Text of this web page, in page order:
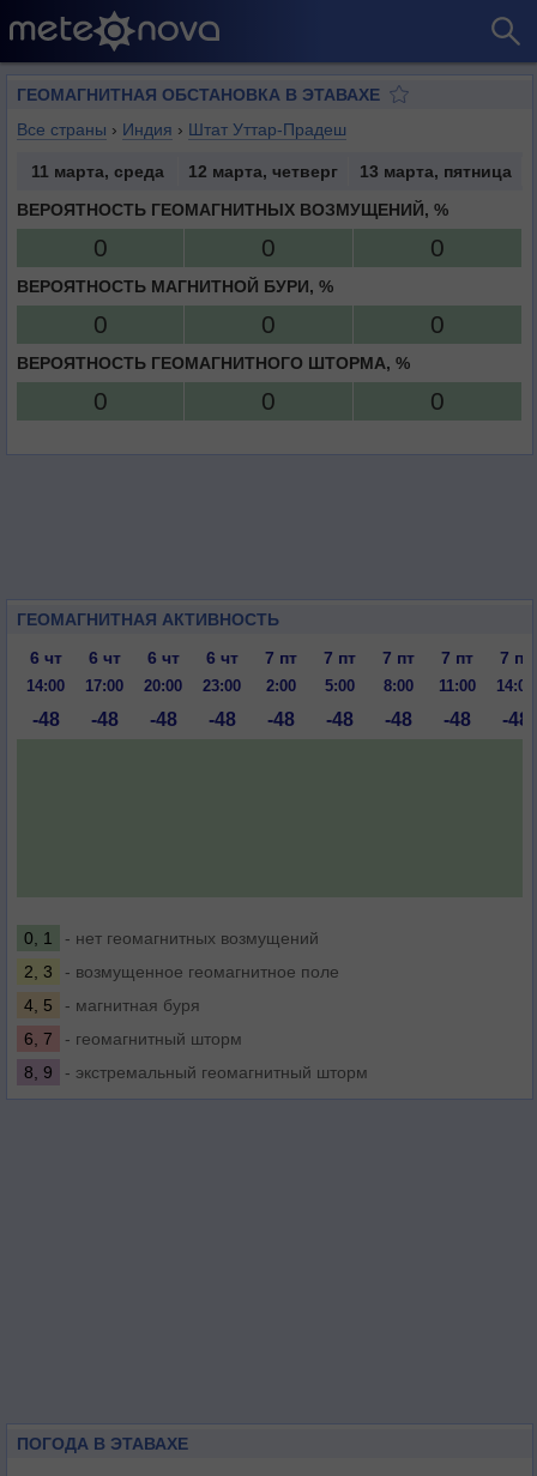
ГЕОМАГНИТНАЯ ОБСТАНОВКА В ЭТАВАХЕ
Все страны › Индия › Штат Уттар-Прадеш
11 марта, среда 12 марта, четверг
13 марта, пятница
ВЕРОЯТНОСТЬ ГЕОМАГНИТНЫХ ВОЗМУЩЕНИЙ, %
0 0 0
ВЕРОЯТНОСТЬ МАГНИТНОЙ БУРИ, %
0 0 0
ВЕРОЯТНОСТЬ ГЕОМАГНИТНОГО ШТОРМА, %
0 0 0
ГЕОМАГНИТНАЯ АКТИВНОСТЬ
6 чт
6 чт 6 чт 6 чт 7 пт 7 пт 7 пт 7 пт 7 пт
14:00 17:00 20:00 23:00 2:00 5:00 8:00 11:00 14:00
-48 -48 -48 -48 -48 -48 -48 -48 -48
0, 1
- нет геомагнитных возмущений
2, 3
- возмущенное геомагнитное поле
4, 5
- магнитная буря
6, 7
- геомагнитный шторм
8, 9
- экстремальный геомагнитный шторм
ПОГОДА В ЭТАВАХЕ